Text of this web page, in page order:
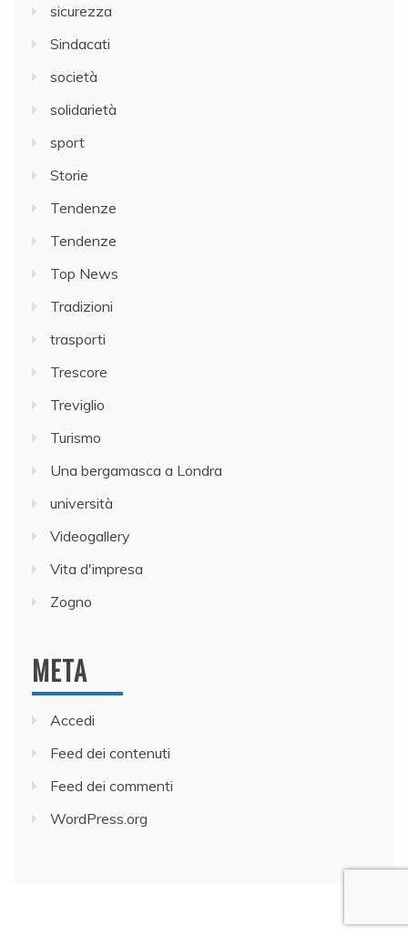
sicurezza
Sindacati
società
solidarietà
sport
Storie
Tendenze
Tendenze
Top News
Tradizioni
trasporti
Trescore
Treviglio
Turismo
Una bergamasca a Londra
università
Videogallery
Vita d'impresa
Zogno
META
Accedi
Feed dei contenuti
Feed dei commenti
WordPress.org